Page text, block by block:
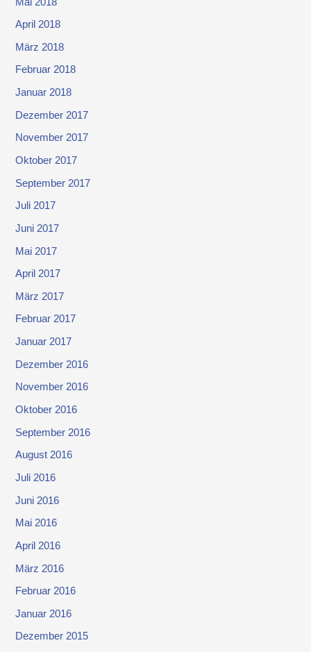
April 2018
März 2018
Februar 2018
Januar 2018
Dezember 2017
November 2017
Oktober 2017
September 2017
Juli 2017
Juni 2017
Mai 2017
April 2017
März 2017
Februar 2017
Januar 2017
Dezember 2016
November 2016
Oktober 2016
September 2016
August 2016
Juli 2016
Juni 2016
Mai 2016
April 2016
März 2016
Februar 2016
Januar 2016
Dezember 2015